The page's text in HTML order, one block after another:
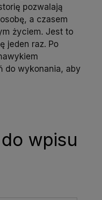
pozwalają
a czasem
życiem. Jest to
jeden raz. Po
do wykonania, aby
wpisu